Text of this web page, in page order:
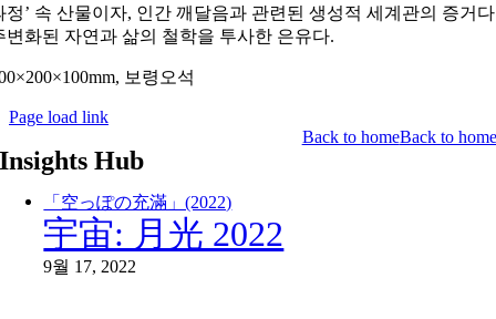
정’ 속 산물이자, 인간 깨달음과 관련된 생성적 세계관의 증거다
변화된 자연과 삶의 철학을 투사한 은유다.
보령오석
Page load link
Back to homeBack to home
Insights Hub
「空っぽの充滿」(2022)
宇宙: 月光 2022
9월 17, 2022